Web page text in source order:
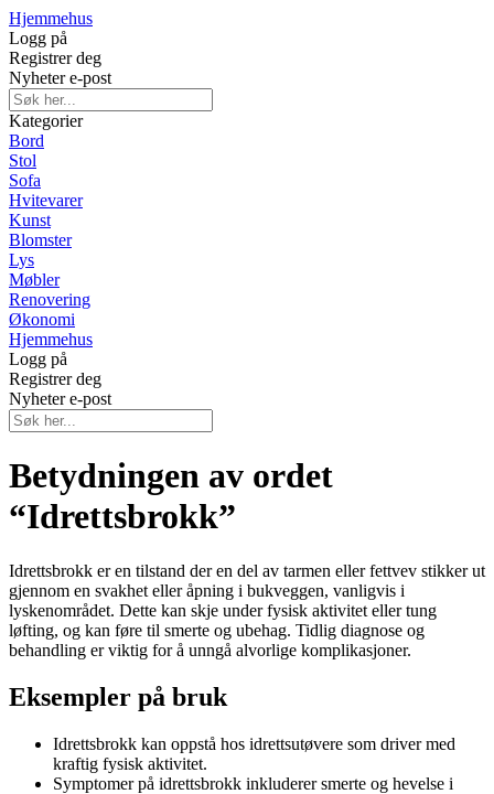
Hjemmehus
Logg på
Registrer deg
Nyheter e-post
Kategorier
Bord
Stol
Sofa
Hvitevarer
Kunst
Blomster
Lys
Møbler
Renovering
Økonomi
Hjemmehus
Logg på
Registrer deg
Nyheter e-post
Betydningen av ordet
“Idrettsbrokk”
Idrettsbrokk er en tilstand der en del av tarmen eller fettvev stikker ut
gjennom en svakhet eller åpning i bukveggen, vanligvis i
lyskenområdet. Dette kan skje under fysisk aktivitet eller tung
løfting, og kan føre til smerte og ubehag. Tidlig diagnose og
behandling er viktig for å unngå alvorlige komplikasjoner.
Eksempler på bruk
Idrettsbrokk kan oppstå hos idrettsutøvere som driver med
kraftig fysisk aktivitet.
Symptomer på idrettsbrokk inkluderer smerte og hevelse i